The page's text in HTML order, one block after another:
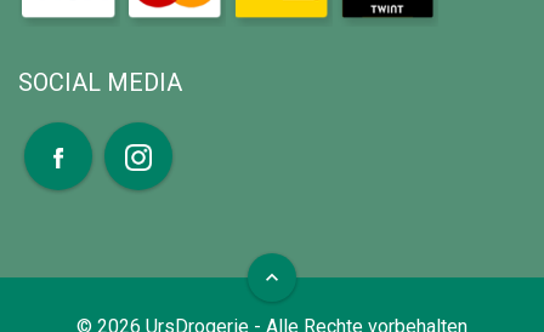
SOCIAL MEDIA
© 2026 UrsDrogerie - Alle Rechte vorbehalten
expand_less